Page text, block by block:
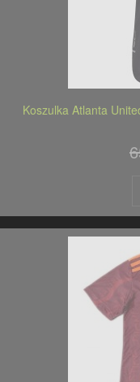
Koszulka Atlanta